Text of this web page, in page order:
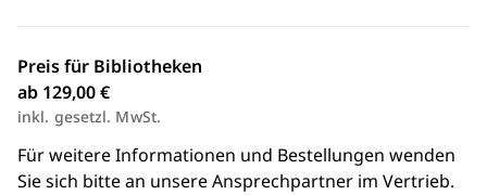
Preis für Bibliotheken
ab 129,00 €
inkl. gesetzl. MwSt.
Für weitere Informationen und Bestellungen wenden
Sie sich bitte an unsere Ansprechpartner im Vertrieb.